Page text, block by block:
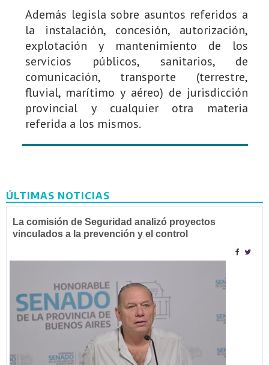
Además legisla sobre asuntos referidos a
la instalación, concesión, autorización,
explotación y mantenimiento de los
servicios públicos, sanitarios, de
comunicación, transporte (terrestre,
fluvial, marítimo y aéreo) de jurisdicción
provincial y cualquier otra materia
referida a los mismos.
ÚLTIMAS NOTICIAS
La comisión de Seguridad analizó proyectos
vinculados a la prevención y el control